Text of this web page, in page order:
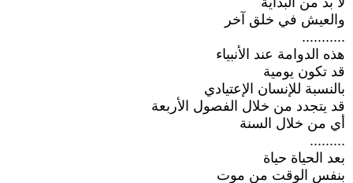
والعيش في خلق آخر
...........
هذه الدوامة عند الأنبياء
قد تكون يومية
بالنسبة للإنسان الإعتيادي
قد يتجدد من خلال الفصول الأربعة
أي من خلال السنة
.........
بعد الحياة حياة
بنفس الوقت من موت